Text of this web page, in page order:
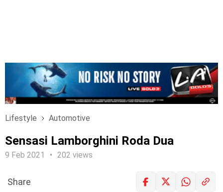
Lifestyle Automotive
Sensasi Lamborghini Roda Dua
9 Feb 2021 202 views
Share